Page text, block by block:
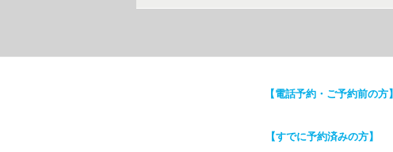
【電話予約・ご予約前の方】
【すでに予約済みの方】